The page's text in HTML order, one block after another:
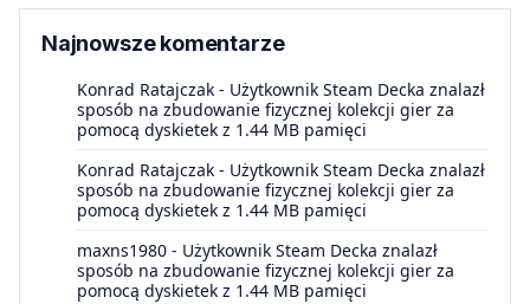
Najnowsze komentarze
Konrad Ratajczak - Użytkownik Steam Decka znalazł
sposób na zbudowanie fizycznej kolekcji gier za
pomocą dyskietek z 1.44 MB pamięci
Konrad Ratajczak - Użytkownik Steam Decka znalazł
sposób na zbudowanie fizycznej kolekcji gier za
pomocą dyskietek z 1.44 MB pamięci
maxns1980 - Użytkownik Steam Decka znalazł
sposób na zbudowanie fizycznej kolekcji gier za
pomocą dyskietek z 1.44 MB pamięci